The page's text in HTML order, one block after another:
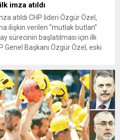
imza atıldı
atıldı CHP lideri Özgür Özel,
ilişkin verilen “mutlak butlan”
sürecinin başlatılması için ilk
Genel Başkanı Özgür Özel, eski